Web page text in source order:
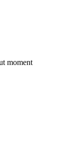
moment